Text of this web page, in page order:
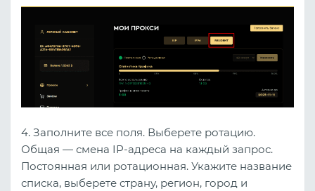
4. Заполните все поля. Выберете ротацию.
Общая — смена IP-адреса на каждый запрос.
Постоянная или ротационная. Укажите название
списка, выберете страну, регион, город и